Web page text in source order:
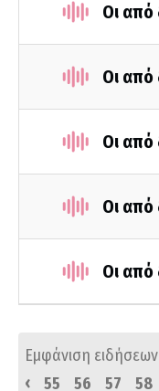
Οι από
Οι από
Οι από
Οι από
Οι από
Εμφάνιση ειδήσεων
‹
55 56 57 58